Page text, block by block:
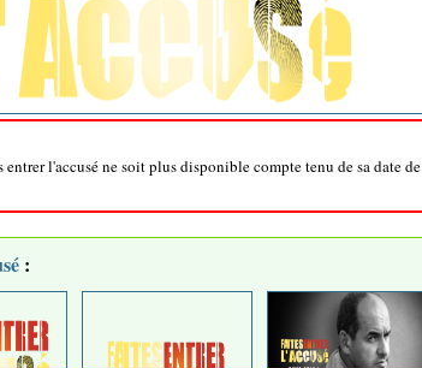
l'accusé ne soit plus disponible compte tenu de sa date de
: